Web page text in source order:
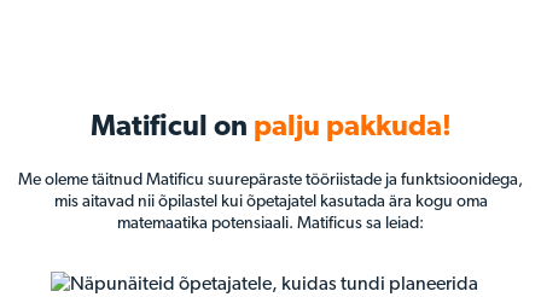
Matificul on palju pakkuda!
Me oleme täitnud Matificu suurepäraste tööriistade ja funktsioonidega,
mis aitavad nii õpilastel kui õpetajatel kasutada ära kogu oma
matemaatika potensiaali. Matificus sa leiad: